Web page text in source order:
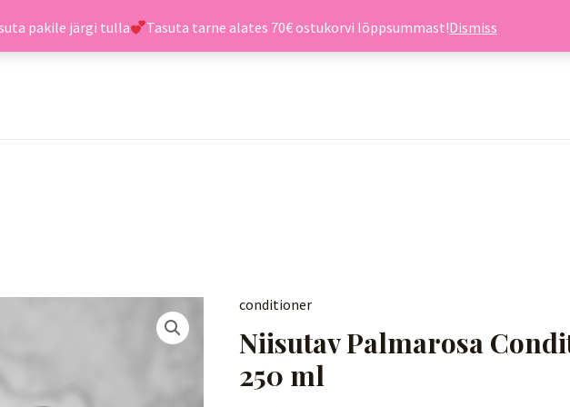
pakile järgi tulla Tasuta tarne alates 70€ ostukorvi lõppsummast!Dismiss
conditioner
Niisutav Palmarosa
250 ml